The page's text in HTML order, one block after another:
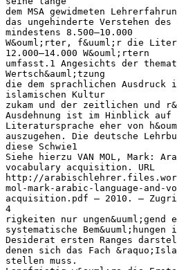
dem MSA gewidmeten
das ungehinderte Verstehen des
mindestens 8.500–10.000
W&ouml;rter, f&uuml;r die
12.000–14.000 W&ouml;rtern
umfasst.1 Angesichts der
Wertsch&auml;tzung
die dem sprachlichen Ausdruck
islamischen Kultur
zukam und der zeitlichen und
Ausdehnung ist im Hinblick
Literatursprache eher von
auszugehen. Die deutsche
diese Schwie1
Siehe hierzu VAN MOL, Mark:
vocabulary acquisition. URL
http://
mol-mark-arabic-language-and-
acquisition.pdf – 2010. –
4
rigkeiten nur ungen&uuml;gend
systematische
Desiderat ersten Ranges
denen sich das Fach
stellen muss.